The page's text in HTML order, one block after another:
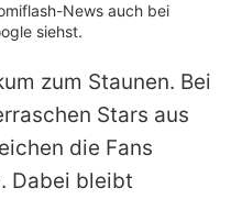
Richtlinien
News auch bei
siehst.
zum Staunen. Bei
Stars aus
die Fans
Dabei bleibt